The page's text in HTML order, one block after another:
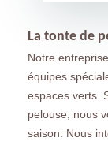
La tonte de
Notre
équipes
espaces verts.
pelouse, nous
saison. Nous